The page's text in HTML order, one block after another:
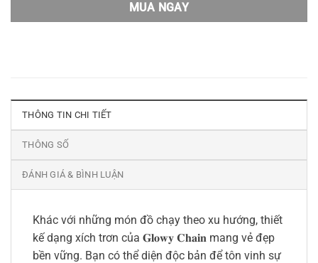
MUA NGAY
THÔNG TIN CHI TIẾT
THÔNG SỐ
ĐÁNH GIÁ & BÌNH LUẬN
Khác với những món đồ chạy theo xu hướng, thiết
kế dạng xích trơn của 𝐆𝐥𝐨𝐰𝐲 𝐂𝐡𝐚𝐢𝐧 mang vẻ đẹp
bền vững. Bạn có thể diện độc bản để tôn vinh sự